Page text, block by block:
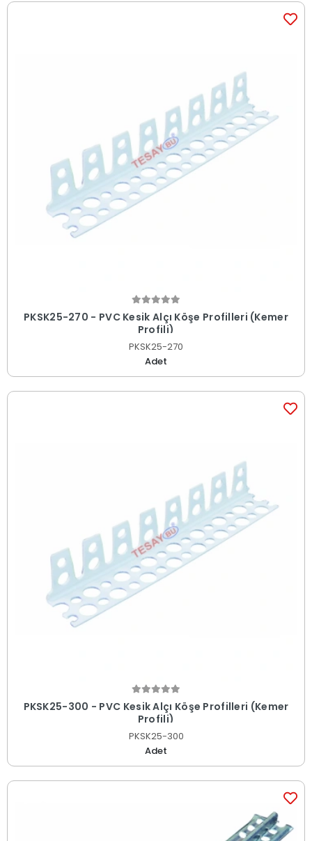
PKSK25-270 - PVC Kesik Alçı Köşe Profilleri (Kemer
Profili)
PKSK25-270
Adet
PKSK25-300 - PVC Kesik Alçı Köşe Profilleri (Kemer
Profili)
PKSK25-300
Adet